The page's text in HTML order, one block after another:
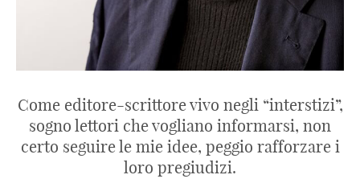
Come editore-scrittore vivo negli “interstizi”,
sogno lettori che vogliano informarsi, non
certo seguire le mie idee, peggio rafforzare i
loro pregiudizi.